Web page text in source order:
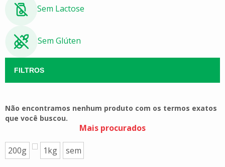
Sem Lactose
Sem Glúten
Não encontramos nenhum produto com os termos exatos
que você buscou.
Mais procurados
200g 1kg sem